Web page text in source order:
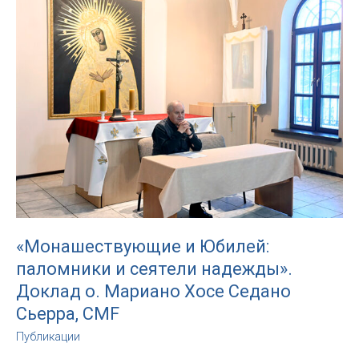
несколько
Конклаве,
начавшемся
«Монашествующие и Юбилей:
паломники и сеятели надежды».
Доклад о. Мариано Хосе Седано
Сьерра, CMF
Публикации